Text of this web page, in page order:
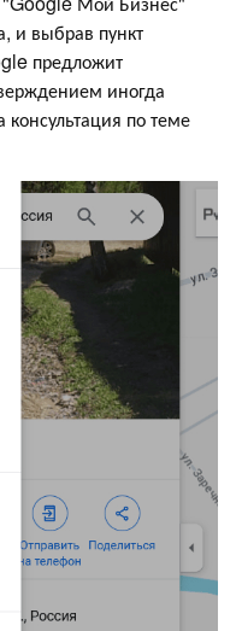
и выбрав пункт
предложит
иногда
по теме